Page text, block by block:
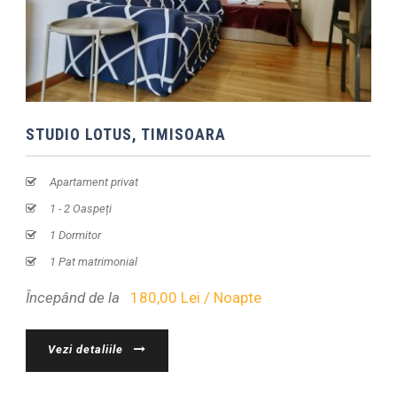
STUDIO LOTUS, TIMISOARA
Apartament privat
1 - 2 Oaspeți
1 Dormitor
1 Pat matrimonial
Începând de la 180,00 Lei / Noapte
Vezi detaliile